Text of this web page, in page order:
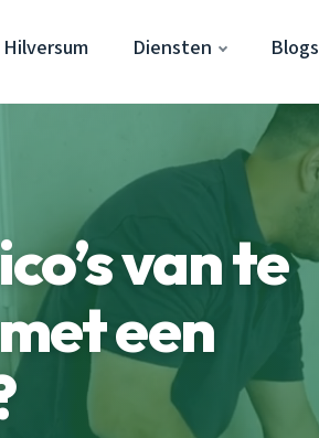
Diensten Blogs
van te
een